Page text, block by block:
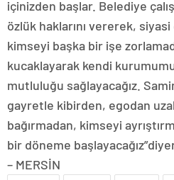
içinizden başlar. Belediye
özlük haklarını vererek, siyasi
kimseyi başka bir işe
kucaklayarak kendi
mutluluğu sağlayacağız.
gayretle kibirden, egodan
bağırmadan, kimseyi
bir döneme
– MERSİN